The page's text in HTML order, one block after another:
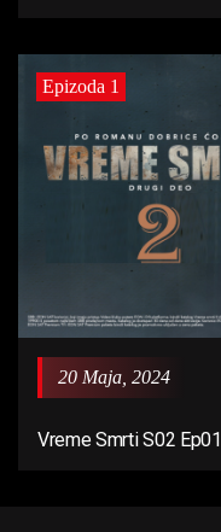
Epizoda 1
20 Maja, 2024
Vreme Smrti S02 Ep01